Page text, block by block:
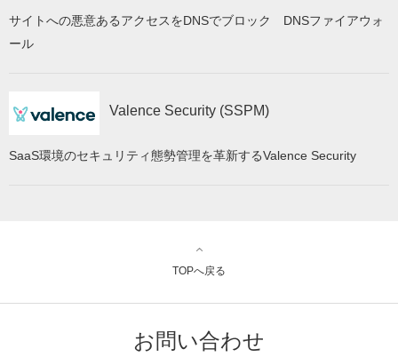
サイトへの悪意あるアクセスをDNSでブロック DNSファイアウォ
ール
Valence Security (SSPM)
SaaS環境のセキュリティ態勢管理を革新するValence Security
TOPへ戻る
お問い合わせ